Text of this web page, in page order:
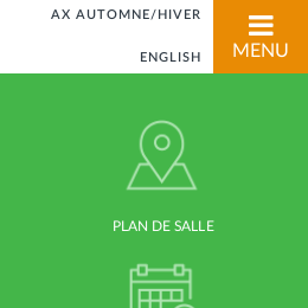
ENGLISH
AX AUTOMNE/HIVER
MENU
PLAN DE SALLE